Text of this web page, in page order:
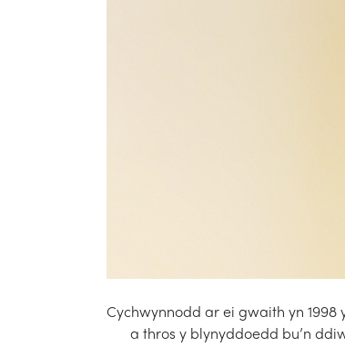
Cychwynnodd ar ei gwaith yn
a thros y blynyddoedd bu’n